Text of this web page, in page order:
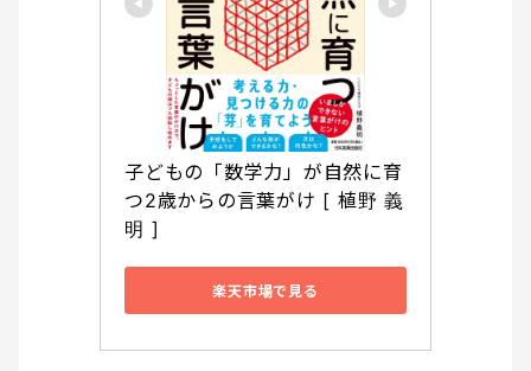
子どもの「数学力」が自然に育
つ2歳からの言葉がけ [ 植野 義
明 ]
楽天市場で見る